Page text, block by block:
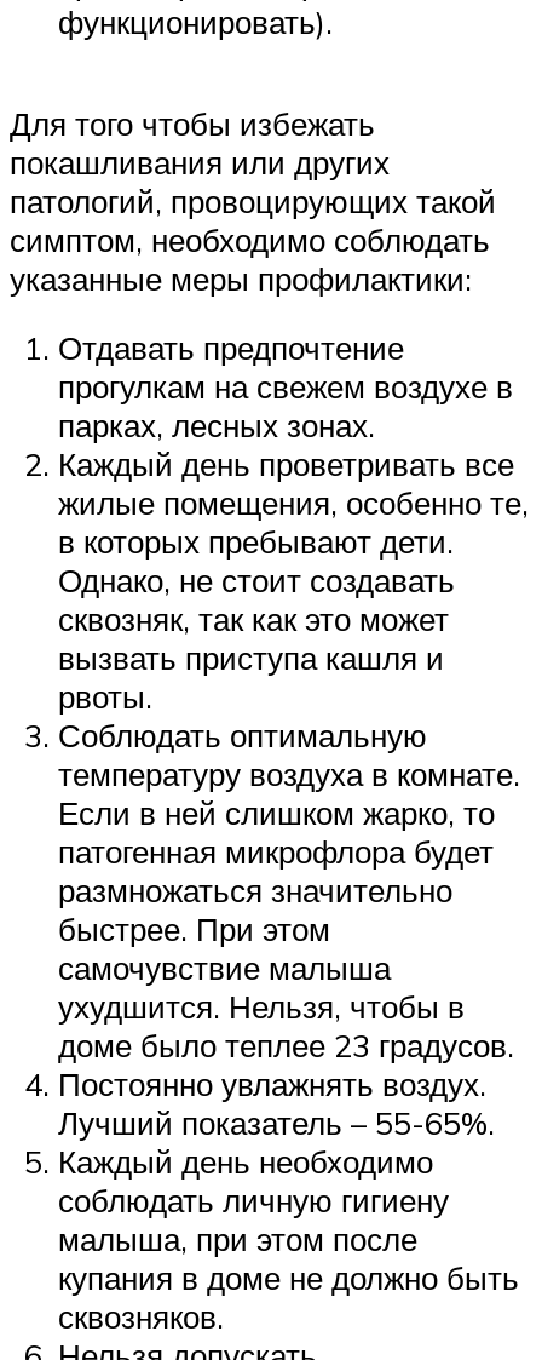
функционировать).
Для того чтобы избежать
покашливания или других
патологий, провоцирующих такой
симптом, необходимо соблюдать
указанные меры профилактики:
Отдавать предпочтение
прогулкам на свежем воздухе в
парках, лесных зонах.
Каждый день проветривать все
жилые помещения, особенно те,
в которых пребывают дети.
Однако, не стоит создавать
сквозняк, так как это может
вызвать приступа кашля и
рвоты.
Соблюдать оптимальную
температуру воздуха в комнате.
Если в ней слишком жарко, то
патогенная микрофлора будет
размножаться значительно
быстрее. При этом
самочувствие малыша
ухудшится. Нельзя, чтобы в
доме было теплее 23 градусов.
Постоянно увлажнять воздух.
Лучший показатель – 55-65%.
Каждый день необходимо
соблюдать личную гигиену
малыша, при этом после
купания в доме не должно быть
сквозняков.